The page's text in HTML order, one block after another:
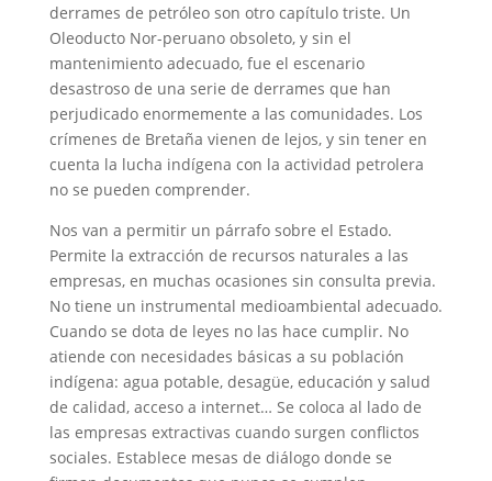
derrames de petróleo son otro capítulo triste. Un
Oleoducto Nor-peruano obsoleto, y sin el
mantenimiento adecuado, fue el escenario
desastroso de una serie de derrames que han
perjudicado enormemente a las comunidades. Los
crímenes de Bretaña vienen de lejos, y sin tener en
cuenta la lucha indígena con la actividad petrolera
no se pueden comprender.
Nos van a permitir un párrafo sobre el Estado.
Permite la extracción de recursos naturales a las
empresas, en muchas ocasiones sin consulta previa.
No tiene un instrumental medioambiental adecuado.
Cuando se dota de leyes no las hace cumplir. No
atiende con necesidades básicas a su población
indígena: agua potable, desagüe, educación y salud
de calidad, acceso a internet… Se coloca al lado de
las empresas extractivas cuando surgen conflictos
sociales. Establece mesas de diálogo donde se